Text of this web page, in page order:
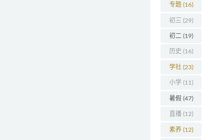
专题 (16)
初三 (29)
初二 (19)
历史 (16)
学社(23)
小学(11)
暑假 (47)
直播(12)
素养(12)